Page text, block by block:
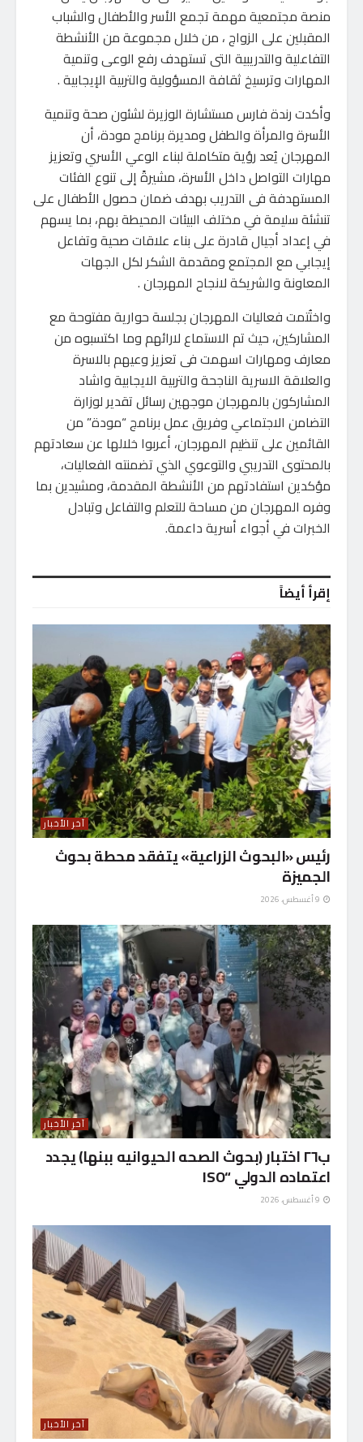
منصة مجتمعية مهمة تجمع الأسر والأطفال والشباب
المقبلين على الزواج ، من خلال مجموعة من الأنشطة
التفاعلية والتدريبية التى تستهدف رفع الوعى وتنمية
المهارات وترسيخ ثقافة المسؤولية والتربية الإيجابية .
وأكدت رندة فارس مستشارة الوزيرة لشئون صحة وتنمية
الأسرة والمرأة والطفل ومديرة برنامج مودة، أن
المهرجان يُعد رؤية متكاملة لبناء الوعي الأسري وتعزيز
مهارات التواصل داخل الأسرة، مشيرةً إلى تنوع الفئات
المستهدفة فى التدريب بهدف ضمان حصول الأطفال على
تنشئة سليمة في مختلف البيئات المحيطة بهم، بما يسهم
في إعداد أجيال قادرة على بناء علاقات صحية وتفاعل
إيجابي مع المجتمع ومقدمة الشكر لكل الجهات
المعاونة والشريكة لانجاح المهرجان .
واختُتمت فعاليات المهرجان بجلسة حوارية مفتوحة مع
المشاركين، حيث تم الاستماع لارائهم وما اكتسبوه من
معارف ومهارات اسهمت فى تعزيز وعيهم بالاسرة
والعلاقة الاسرية الناجحة والتربية الايجابية واشاد
المشاركون بالمهرجان موجهين رسائل تقدير لوزارة
التضامن الاجتماعي وفريق عمل برنامج “مودة” من
القائمين على تنظيم المهرجان، أعربوا خلالها عن سعادتهم
بالمحتوى التدريبي والتوعوي الذي تضمنته الفعاليات،
مؤكدين استفادتهم من الأنشطة المقدمة، ومشيدين بما
وفره المهرجان من مساحة للتعلم والتفاعل وتبادل
الخبرات في أجواء أسرية داعمة.
إقرأ أيضاً
آخر الأخبار
رئيس «البحوث الزراعية» يتفقد محطة بحوث
الجميزة
آخر الأخبار
ب٢٦ اختبار (بحوث الصحه الحيوانيه ببنها) يجدد
اعتماده الدولي “ISO
آخر الأخبار